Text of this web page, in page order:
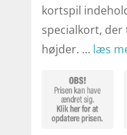
kortspil
specialkort,
højder. … læs